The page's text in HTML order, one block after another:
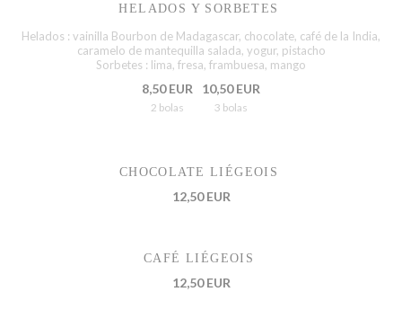
HELADOS Y SORBETES
Helados : vainilla Bourbon de Madagascar, chocolate, café de la India,
caramelo de mantequilla salada, yogur, pistacho
Sorbetes : lima, fresa, frambuesa, mango
8,50 EUR
2 bolas
10,50 EUR
3 bolas
CHOCOLATE LIÉGEOIS
12,50 EUR
CAFÉ LIÉGEOIS
12,50 EUR